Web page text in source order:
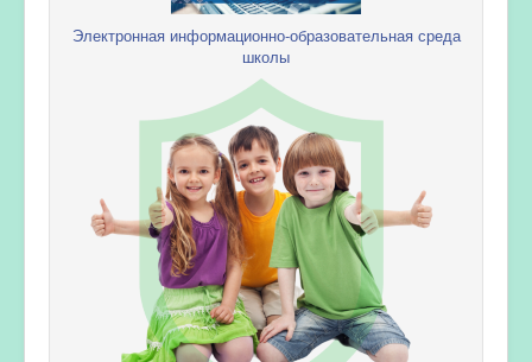
Электронная информационно-образовательная среда
школы